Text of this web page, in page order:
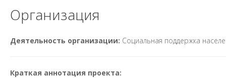
Организация
Деятельность организации: Социальная поддержка
Краткая аннотация проекта: